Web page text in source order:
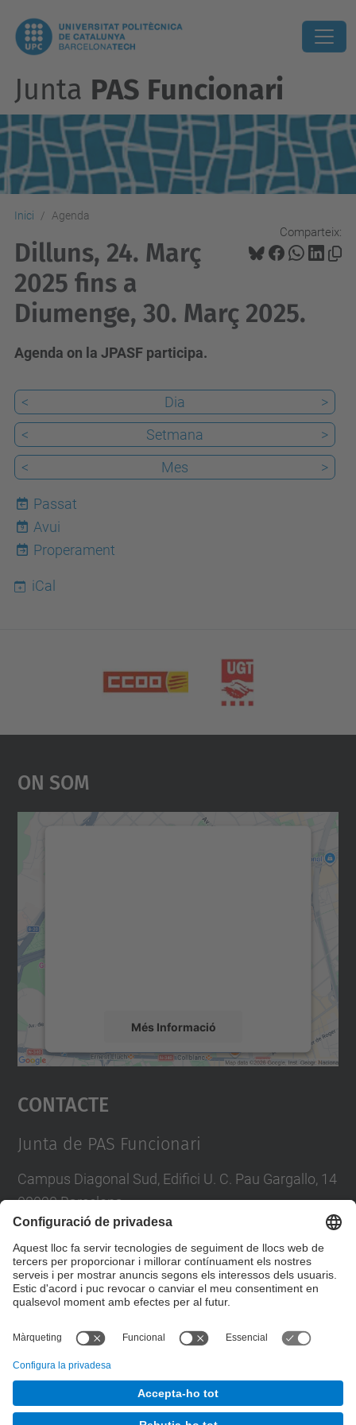
Junta PAS Funcionari
Inici Agenda
Comparteix:
Dilluns, 24. Març
2025 fins a
Diumenge, 30. Març 2025.
Agenda on la JPASF participa.
< Dia
>
<
Setmana
>
<
Mes >
Passat
9
Avui
Properament
iCal
On Som
Més Informació
Accepta
powered by
Contacte
Junta de PAS Funcionari
Campus Diagonal Sud, Edifici U. C. Pau Gargallo, 14
08028 Barcelona
E-mail :junta.pasf@upc.edu
Formulari de contacte
Junta PAS Funcionari